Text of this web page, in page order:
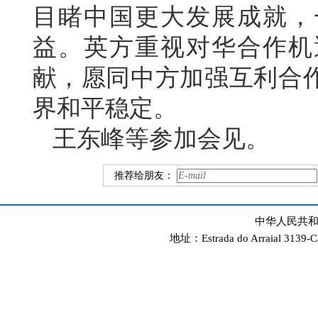
目睹中国更大发展成就
益。英方重视对华合作
献，愿同中方加强互利合
界和平稳定。
王东峰等参加会见。
推荐给朋友：
中华人民共
地址：Estrada do Arraial 3139-